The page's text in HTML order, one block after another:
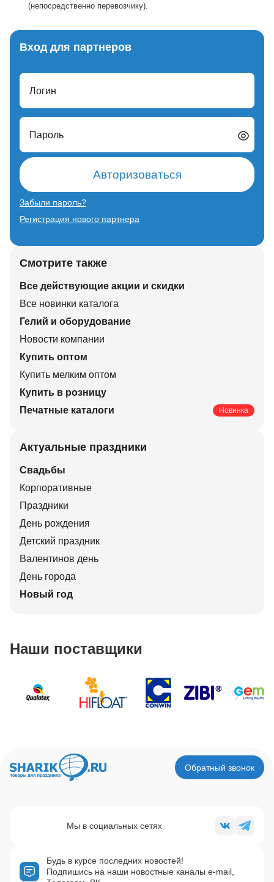
(непосредственно перевозчику).
Вход для партнеров
Логин
Пароль
Авторизоваться
Забыли пароль?
Регистрация нового партнера
Смотрите также
Все действующие акции и скидки
Все новинки каталога
Гелий и оборудование
Новости компании
Купить оптом
Купить мелким оптом
Купить в розницу
Печатные каталоги
Новинка
Актуальные праздники
Свадьбы
Корпоративные
Праздники
День рождения
Детский праздник
Валентинов день
День города
Новый год
Наши поставщики
Обратный звонок
Будь в курсе последних новостей!
Подпишись на наши новостные каналы e-mail,
Мы в социальных сетях